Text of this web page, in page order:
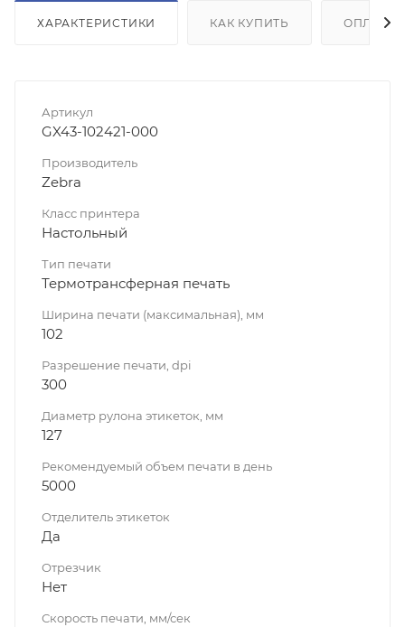
ХАРАКТЕРИСТИКИ КАК КУПИТЬ ОПЛАТА
Артикул
GX43-102421-000
Производитель
Zebra
Класс принтера
Настольный
Тип печати
Термотрансферная печать
Ширина печати (максимальная), мм
102
Разрешение печати, dpi
300
Диаметр рулона этикеток, мм
127
Рекомендуемый объем печати в день
5000
Отделитель этикеток
Да
Отрезчик
Нет
Скорость печати, мм/сек